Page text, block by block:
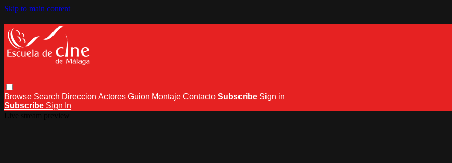
Skip to main content
Browse Search Direccion Actores Guion Montaje Contacto Subscribe Sign in
Subscribe Sign In